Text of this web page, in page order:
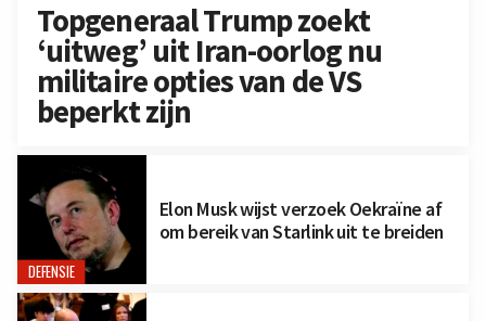
Topgeneraal Trump zoekt
‘uitweg’ uit Iran-oorlog nu
militaire opties van de VS
beperkt zijn
DEFENSIE
Elon Musk wijst verzoek Oekraïne af
om bereik van Starlink uit te breiden